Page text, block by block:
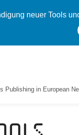
neuer Tools
Publishing in European